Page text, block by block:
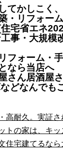
てかしこく
・リフォー
宅省エネ
事・大規模
フォーム・
なら当店へ
さん居酒屋
どなんでも
高耐久。実証
トの家は、キ
住宅建てるな